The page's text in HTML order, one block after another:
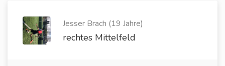
Jesser Brach (19 Jahre)
rechtes Mittelfeld